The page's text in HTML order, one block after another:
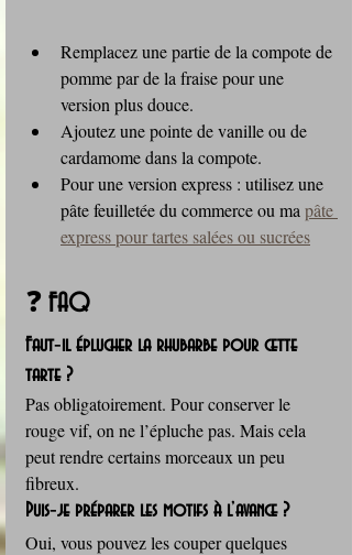
Remplacez une partie de la compote de
pomme par de la fraise pour une
version plus douce.
Ajoutez une pointe de vanille ou de
cardamome dans la compote.
Pour une version express : utilisez une
pâte feuilletée du commerce ou ma pâte
express pour tartes salées ou sucrées
❓ FAQ
Faut‑il éplucher la rhubarbe pour cette
tarte ?
Pas obligatoirement. Pour conserver le
rouge vif, on ne l’épluche pas. Mais cela
peut rendre certains morceaux un peu
fibreux.
Puis‑je préparer les motifs à l’avance ?
Oui, vous pouvez les couper quelques